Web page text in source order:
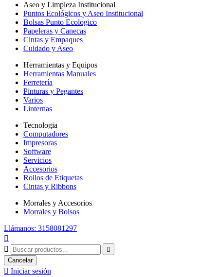
Aseo y Limpieza Institucional
Puntos Ecológicos y Aseo Institucional
Bolsas Punto Ecologico
Papeleras y Canecas
Cintas y Empaques
Cuidado y Aseo
Herramientas y Equipos
Herramientas Manuales
Ferretería
Pinturas y Pegantes
Varios
Linternas
Tecnologia
Computadores
Impresoras
Software
Servicios
Accesorios
Rollos de Etiquetas
Cintas y Ribbons
Morrales y Accesorios
Morrales y Bolsos
Llámanos: 3158081297



Cancelar
 Iniciar sesión